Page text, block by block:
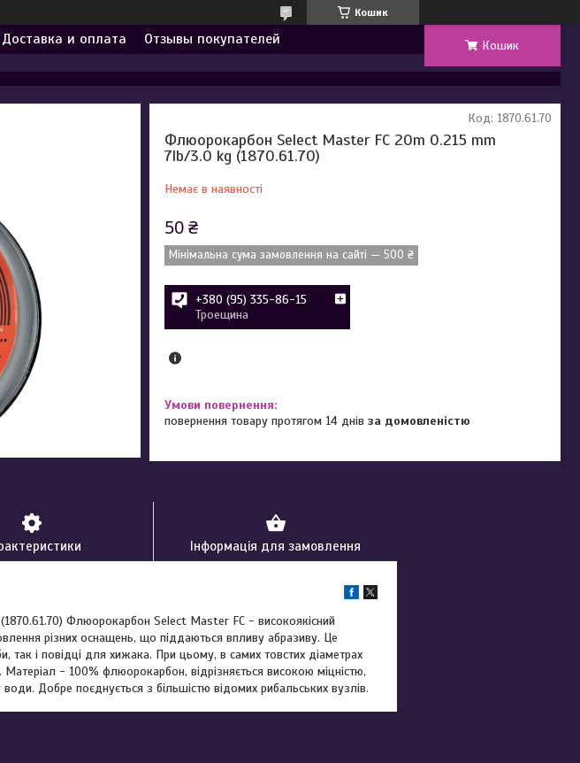
Кошик
Доставка и оплата Отзывы покупателей Кошик
Флюорокарбон Select Master FC 20m 0.215 mm
7lb/3.0 kg (1870.61.70)
Немає в наявності
Код: 1870.61.70
50 ₴
Мінімальна сума замовлення на сайті — 500 ₴
+380 (95) 335-86-15
Троещина
повернення товару протягом 14 днівза домовленістю
Інформація для замовлення
Флюорокарбон Select Master FC - високоякісний
різних оснащень, що піддаються впливу абразиву. Це
і повідці для хижака. При цьому, в самих товстих діаметрах
- 100% флюорокарбон, відрізняється високою міцністю,
Добре поєднується з більшістю відомих рибальських вузлів.